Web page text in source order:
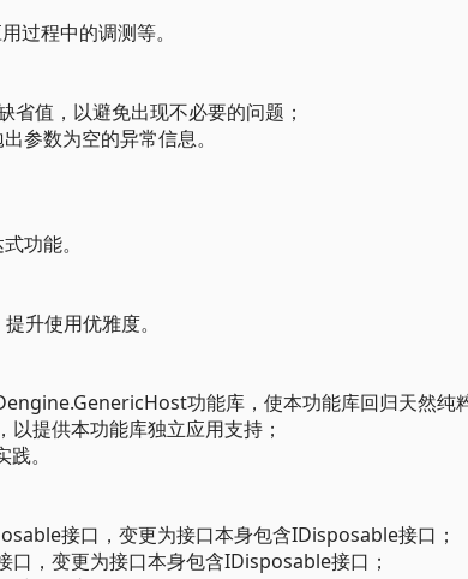
过程中的调测等。
值，以避免出现不必要的问题；
参数为空的异常信息。
功能。
升使用优雅度。
功能库，使本功能库回归天然纯
提供本功能库独立应用支持；
。
接口，变更为接口本身包含IDisposable接口；
，变更为接口本身包含IDisposable接口；